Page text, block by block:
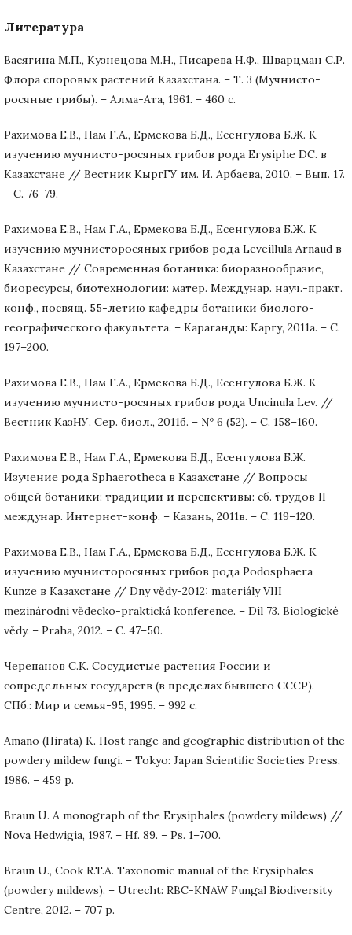
Литература
Васягина М.П., Кузнецова М.Н., Писарева Н.Ф., Шварцман С.Р.
Флора споровых растений Казахстана. – Т. 3 (Мучнисто-
росяные грибы). – Алма-Ата, 1961. – 460 с.
Рахимова Е.В., Нам Г.А., Ермекова Б.Д., Есенгулова Б.Ж. К
изучению мучнисто-росяных грибов рода Erysiphe DC. в
Казахстане // Вестник КыргГУ им. И. Арбаева, 2010. – Вып. 17.
– С. 76–79.
Рахимова Е.В., Нам Г.А., Ермекова Б.Д., Есенгулова Б.Ж. К
изучению мучнисторосяных грибов рода Leveillula Arnaud в
Казахстане // Современная ботаника: биоразнообразие,
биоресурсы, биотехнологии: матер. Междунар. науч.-практ.
конф., посвящ. 55-летию кафедры ботаники биолого-
географического факультета. – Караганды: Каргу, 2011а. – С.
197–200.
Рахимова Е.В., Нам Г.А., Ермекова Б.Д., Есенгулова Б.Ж. К
изучению мучнисто-росяных грибов рода Uncinula Lev. //
Вестник КазНУ. Cер. биол., 2011б. – № 6 (52). – С. 158–160.
Рахимова Е.В., Нам Г.А., Ермекова Б.Д., Есенгулова Б.Ж.
Изучение рода Sphaerotheca в Казахстане // Вопросы
общей ботаники: традиции и перспективы: сб. трудов II
междунар. Интернет-конф. – Казань, 2011в. – С. 119–120.
Рахимова Е.В., Нам Г.А., Ермекова Б.Д., Есенгулова Б.Ж. К
изучению мучнисторосяных грибов рода Podosphaera
Kunze в Казахстане // Dny vĕdy-2012: materiály VIII
mezinárodni vĕdecko-praktická konference. – Dil 73. Biologické
vĕdy. – Praha, 2012. – С. 47–50.
Черепанов С.К. Сосудистые растения России и
сопредельных государств (в пределах бывшего СССР). –
СПб.: Мир и семья-95, 1995. – 992 с.
Amano (Hirata) K. Host range and geographic distribution of the
powdery mildew fungi. – Tokyo: Japan Scientific Societies Press,
1986. – 459 p.
Braun U. A monograph of the Erysiphales (powdery mildews) //
Nova Hedwigia, 1987. – Hf. 89. – Ps. 1–700.
Braun U., Cook R.T.A. Taxonomic manual of the Erysiphales
(powdery mildews). – Utrecht: RBC-KNAW Fungal Biodiversity
Centre, 2012. – 707 p.